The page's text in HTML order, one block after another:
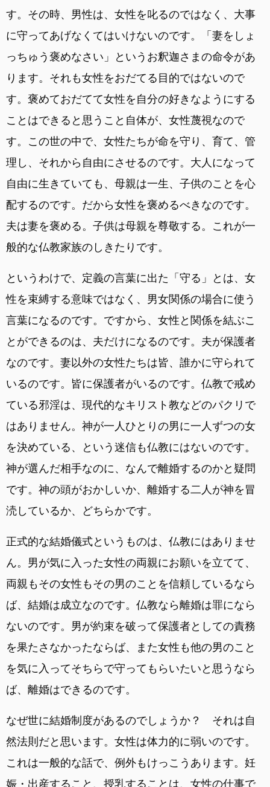
す。その時、男性は、女性を叱るのではなく、大事
に守ってあげなくてはいけないのです。「妻をしょ
っちゅう褒めなさい」というお釈迦さまの命令があ
ります。それも女性をおだてる目的ではないので
す。褒めておだてて女性を自分の好きなようにする
ことはできると思うこと自体が、女性蔑視なので
す。この世の中で、女性たちが命を守り、育て、管
理し、それから自由にさせるのです。大人になって
自由に生きていても、母親は一生、子供のことを心
配するのです。だから女性を褒めるべきなのです。
夫は妻を褒める。子供は母親を尊敬する。これが一
般的な仏教家族のしきたりです。
というわけで、定義の言葉に出た「守る」とは、女
性を束縛する意味ではなく、男女関係の場合に使う
言葉になるのです。ですから、女性と関係を結ぶこ
とができるのは、夫だけになるのです。夫が保護者
なのです。妻以外の女性たちは皆、誰かに守られて
いるのです。皆に保護者がいるのです。仏教で戒め
ている邪淫は、現代的なキリスト教などのパクリで
はありません。神が一人ひとりの男に一人ずつの女
を決めている、という迷信も仏教にはないのです。
神が選んだ相手なのに、なんで離婚するのかと疑問
です。神の頭がおかしいか、離婚する二人が神を冒
涜しているか、どちらかです。
正式的な結婚儀式というものは、仏教にはありませ
ん。男が気に入った女性の両親にお願いを立てて、
両親もその女性もその男のことを信頼しているなら
ば、結婚は成立なのです。仏教なら離婚は罪になら
ないのです。男が約束を破って保護者としての責務
を果たさなかったならば、また女性も他の男のこと
を気に入ってそちらで守ってもらいたいと思うなら
ば、離婚はできるのです。
なぜ世に結婚制度があるのでしょうか？ それは自
然法則だと思います。女性は体力的に弱いのです。
これは一般的な話で、例外もけっこうあります。妊
娠・出産すること、授乳することは、女性の仕事で